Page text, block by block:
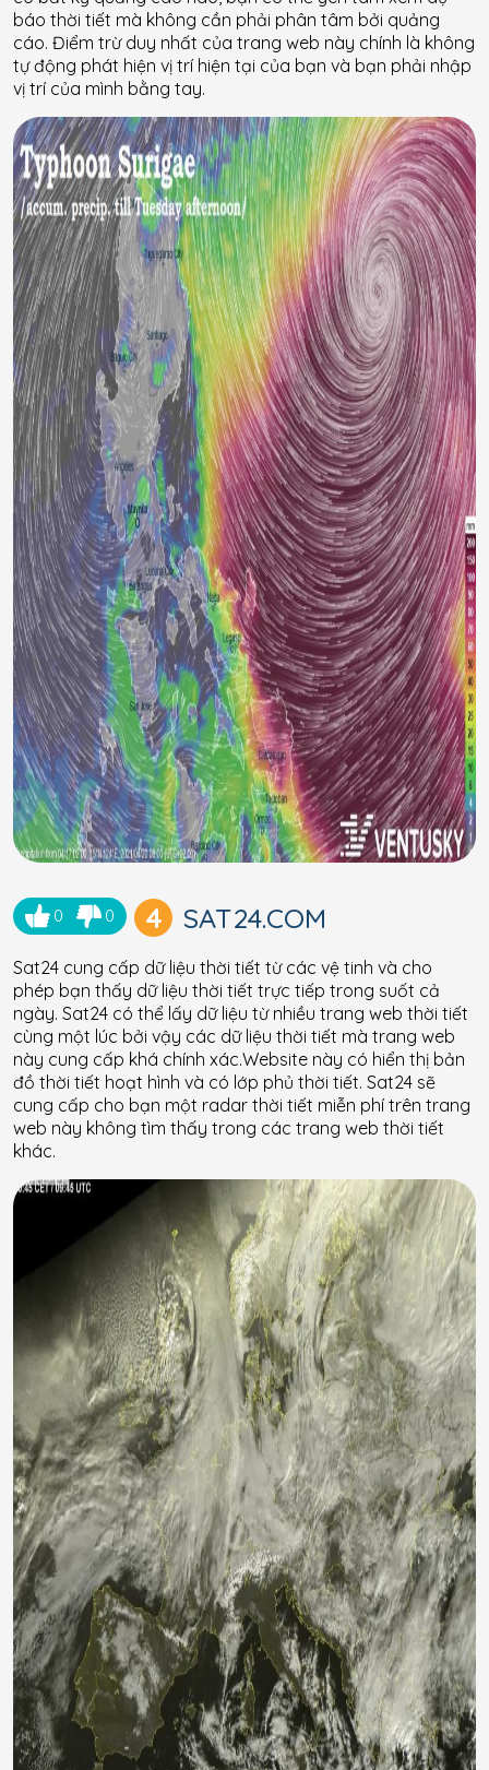
báo thời tiết mà không cần phải phân tâm bởi quảng
cáo. Điểm trừ duy nhất của trang web này chính là không
tự động phát hiện vị trí hiện tại của bạn và bạn phải nhập
vị trí của mình bằng tay.
0 0 4 SAT24.COM
Sat24 cung cấp dữ liệu thời tiết từ các vệ tinh và cho
phép bạn thấy dữ liệu thời tiết trực tiếp trong suốt cả
ngày. Sat24 có thể lấy dữ liệu từ nhiều trang web thời tiết
cùng một lúc bởi vậy các dữ liệu thời tiết mà trang web
này cung cấp khá chính xác.Website này có hiển thị bản
đồ thời tiết hoạt hình và có lớp phủ thời tiết. Sat24 sẽ
cung cấp cho bạn một radar thời tiết miễn phí trên trang
web này không tìm thấy trong các trang web thời tiết
khác.